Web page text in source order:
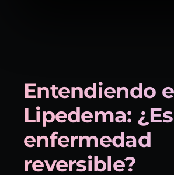
Entendiendo
Lipedema:
enfermedad
reversible?